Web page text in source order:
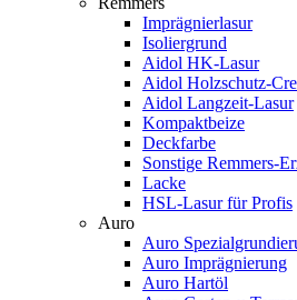
Imprägnierlasur
Isoliergrund
Aidol HK-Lasur
Aidol Holzschutz-
Aidol Langzeit-Lasur
Kompaktbeize
Deckfarbe
Sonstige Remmers-
Lacke
HSL-Lasur für Profis
Auro
Auro
Auro Imprägnierung
Auro Hartöl